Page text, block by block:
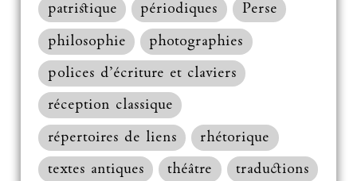
patristique
périodiques
Perse
philosophie
photographies
polices d’écriture et claviers
réception classique
répertoires de liens
rhétorique
textes antiques
théâtre
traductions